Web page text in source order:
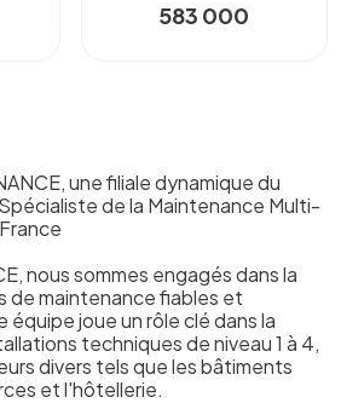
583 000
une filiale dynamique du
de la Maintenance Multi-
nous sommes engagés dans la
de maintenance fiables et
joue un rôle clé dans la
techniques de niveau 1 à 4,
divers tels que les bâtiments
et l'hôtellerie.